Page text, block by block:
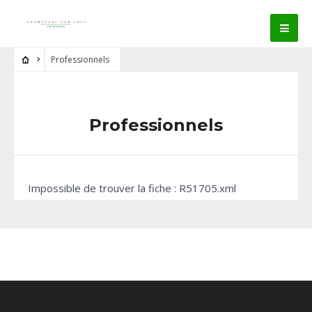
Professionnels
Professionnels
Impossible de trouver la fiche : R51705.xml